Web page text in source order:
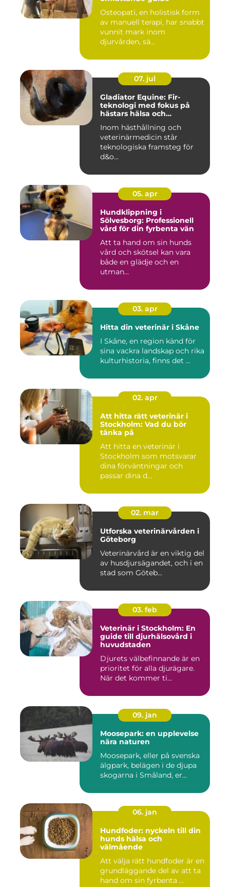
Osteopati, en holistisk form
av manuell terapi, har snabbt
vunnit mark inom
djurvården, sä...
07. jul
Gladiator Equine: Fir-
teknologi med fokus på
hästars hälsa och
Inom hästhållning och
veterinärmedicin står
teknologiska framsteg för
d&o...
05. apr
Hundklippning i
Sölvesborg: Professionell
vård för din fyrbenta vän
Att ta hand om sin hunds
vård och skötsel kan vara
både en glädje och en
utman...
03. apr
Hitta din veterinär i Skåne
I Skåne, en region känd för
sina vackra landskap och rika
kulturhistoria, finns det ...
02. apr
Att hitta rätt veterinär i
Stockholm: Vad du bör
tänka på
Att hitta en veterinär i
Stockholm som motsvarar
dina förväntningar och
passar dina d...
02. mar
Utforska veterinärvården i
Göteborg
Veterinärvård är en viktig del
av husdjursägandet, och i en
stad som Göteb...
03. feb
Veterinär i Stockholm: En
guide till djurhälsovård i
huvudstaden
Djurets välbefinnande är en
prioritet för alla djurägare.
När det kommer ti...
09. jan
Moosepark: en upplevelse
nära naturen
Moosepark, eller på svenska
älgpark, belägen i de djupa
skogarna i Småland, er...
06. jan
Hundfoder: nyckeln till din
hunds hälsa och
välmående
Att välja rätt hundfoder är en
grundläggande del av att ta
hand om sin fyrbenta ...